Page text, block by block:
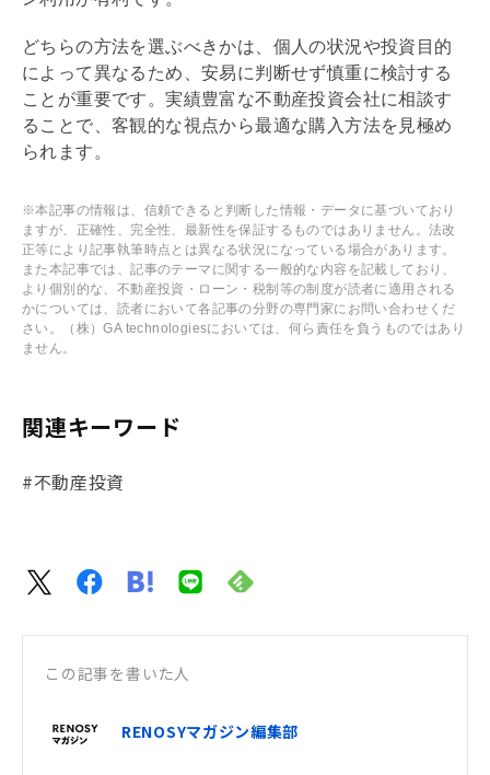
どちらの方法を選ぶべきかは、個人の状況や投資目的
によって異なるため、安易に判断せず慎重に検討する
ことが重要です。実績豊富な不動産投資会社に相談す
ることで、客観的な視点から最適な購入方法を見極め
られます。
※本記事の情報は、信頼できると判断した情報・データに基づいており
ますが、正確性、完全性、最新性を保証するものではありません。法改
正等により記事執筆時点とは異なる状況になっている場合があります。
また本記事では、記事のテーマに関する一般的な内容を記載しており、
より個別的な、不動産投資・ローン・税制等の制度が読者に適用される
かについては、読者において各記事の分野の専門家にお問い合わせくだ
さい。（株）GA technologiesにおいては、何ら責任を負うものではあり
ません。
関連キーワード
#不動産投資
この記事を書いた人
RENOSYマガジン編集部